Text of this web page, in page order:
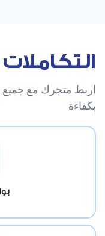
التكاملات
اربط متجرك مع جميع
بكفاءة